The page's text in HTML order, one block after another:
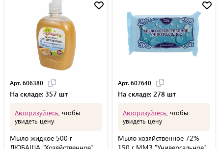
Арт. 606380
На складе: 357 шт
Авторизуйтесь , чтобы
увидеть цену
Мыло жидкое 500 г
Арт. 607640
На складе: 278 шт
Авторизуйтесь , чтобы
увидеть цену
Мыло хозяйственное 72%